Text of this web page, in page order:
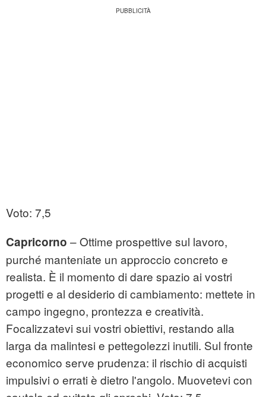
Voto: 7,5
Capricorno – Ottime prospettive sul lavoro,
purché manteniate un approccio concreto e
realista. È il momento di dare spazio ai vostri
progetti e al desiderio di cambiamento: mettete in
campo ingegno, prontezza e creatività.
Focalizzatevi sui vostri obiettivi, restando alla
larga da malintesi e pettegolezzi inutili. Sul fronte
economico serve prudenza: il rischio di acquisti
impulsivi o errati è dietro l'angolo. Muovetevi con